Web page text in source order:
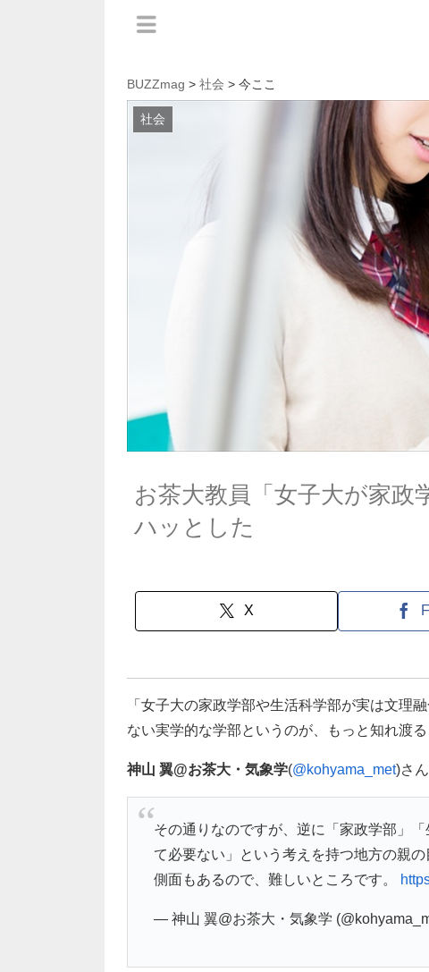
BUZZmag > 社会 > 今ここ
社会
お茶大教員「女子大が家
ハッとした
X
「女子大の家政学部や生活科学部が実は文理
ない実学的な学部というのが、もっと知れ渡
神山 翼@お茶大・気象学(@kohyama_met)さ
その通りなのですが、逆に「家政学部」
て必要ない」という考えを持つ地方の親
側面もあるので、難しいところです。
— 神山 翼@お茶大・気象学